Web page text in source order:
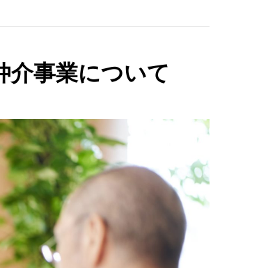
介事業について